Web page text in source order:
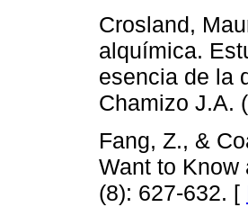
Crosland,
alquímica.
esencia de la
Chamizo J.A.
Fang, Z., &
Want to Know
(8): 627-632. [